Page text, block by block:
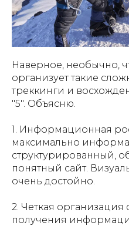
Наверное, необычно,
организует такие
треккинги и
"5". Объясню.
1. Информационная
максимально
структурированный,
понятный сайт.
очень достойно.
2. Четкая
получения